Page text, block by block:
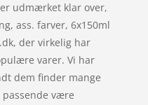
udmærket klar over,
ass. farver, 6x150ml
der virkelig har
varer. Vi har
dem finder mange
være